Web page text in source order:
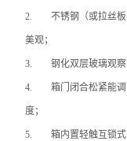
2.不锈钢（或拉丝
美观；
3.钢化双层玻璃观
4.箱门闭合松紧能
度；
5.箱内置轻触互锁